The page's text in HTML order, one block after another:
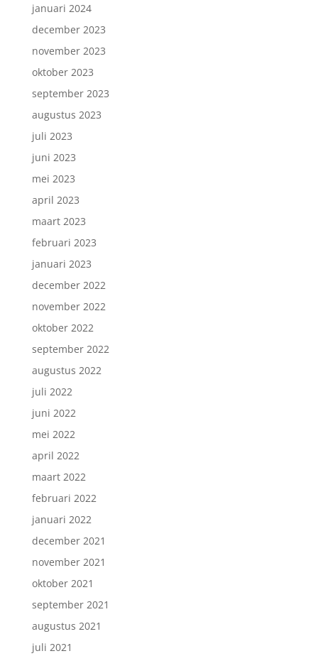
januari 2024
december 2023
november 2023
oktober 2023
september 2023
augustus 2023
juli 2023
juni 2023
mei 2023
april 2023
maart 2023
februari 2023
januari 2023
december 2022
november 2022
oktober 2022
september 2022
augustus 2022
juli 2022
juni 2022
mei 2022
april 2022
maart 2022
februari 2022
januari 2022
december 2021
november 2021
oktober 2021
september 2021
augustus 2021
juli 2021